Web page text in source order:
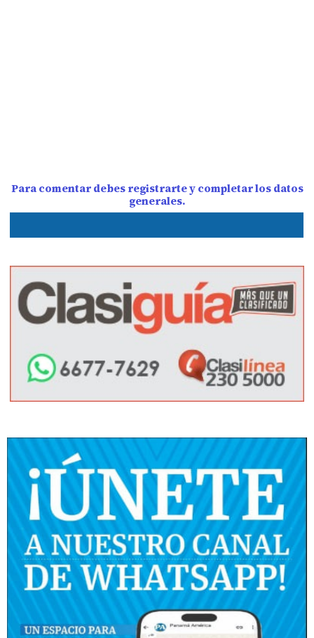
Para comentar debes registrarte y completar los datos
generales.